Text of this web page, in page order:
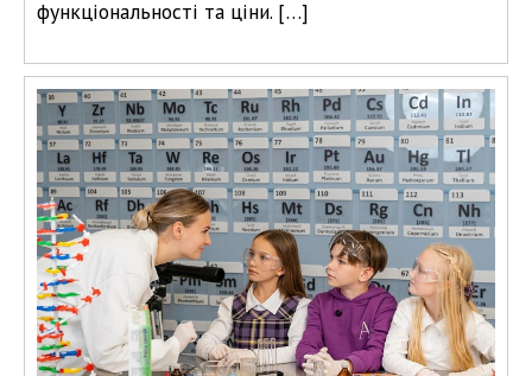
функціональності та ціни. […]